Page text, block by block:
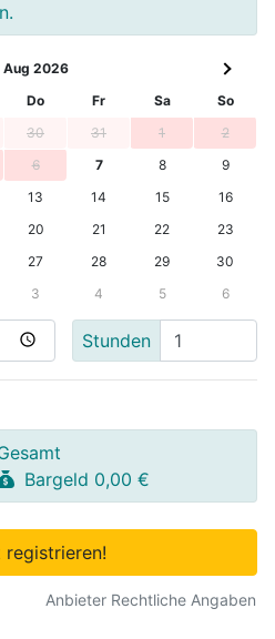
Aug 2026
Do Fr Sa
So
30 31 1
2
6 7 8
9
13 14 15
16
20 21 22
23
27 28 29
30
3 4 5 6
Stunden
Bargeld 0,00 €
Anbieter Rechtliche Angaben